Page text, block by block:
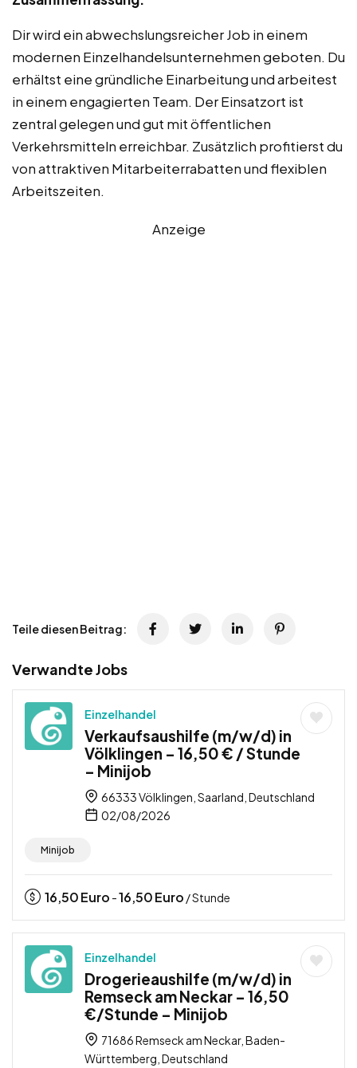
Dir wird ein abwechslungsreicher Job in einem
modernen Einzelhandelsunternehmen geboten. Du
erhältst eine gründliche Einarbeitung und arbeitest
in einem engagierten Team. Der Einsatzort ist
zentral gelegen und gut mit öffentlichen
Verkehrsmitteln erreichbar. Zusätzlich profitierst du
von attraktiven Mitarbeiterrabatten und flexiblen
Arbeitszeiten.
Anzeige
Teile diesen Beitrag:
Verwandte Jobs
Einzelhandel
Verkaufsaushilfe (m/w/d) in
Völklingen – 16,50 € / Stunde
– Minijob
66333 Völklingen, Saarland, Deutschland
02/08/2026
Minijob
16,50Euro -16,50Euro / Stunde
Einzelhandel
Drogerieaushilfe (m/w/d) in
Remseck am Neckar – 16,50
€/Stunde – Minijob
71686 Remseck am Neckar, Baden-
Württemberg, Deutschland